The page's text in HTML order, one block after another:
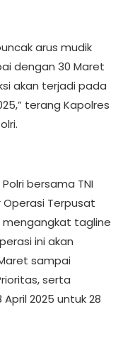
arus mudik
dengan 30 Maret
akan terjadi pada
terang Kapolres
bersama TNI
Terpusat
mengangkat tagline
ini akan
sampai
serta
2025 untuk 28